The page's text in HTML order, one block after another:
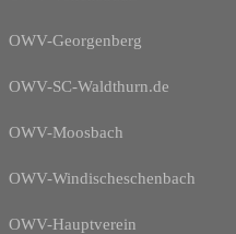
OWV-Georgenberg
OWV-SC-Waldthurn.de
OWV-Moosbach
OWV-Windischeschenbach
OWV-Hauptverein